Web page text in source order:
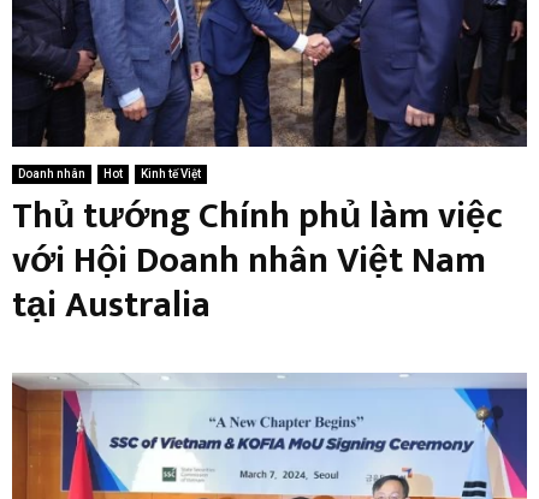
Doanh nhân Hot Kinh tế Việt
Thủ tướng Chính phủ làm việc
với Hội Doanh nhân Việt Nam
tại Australia